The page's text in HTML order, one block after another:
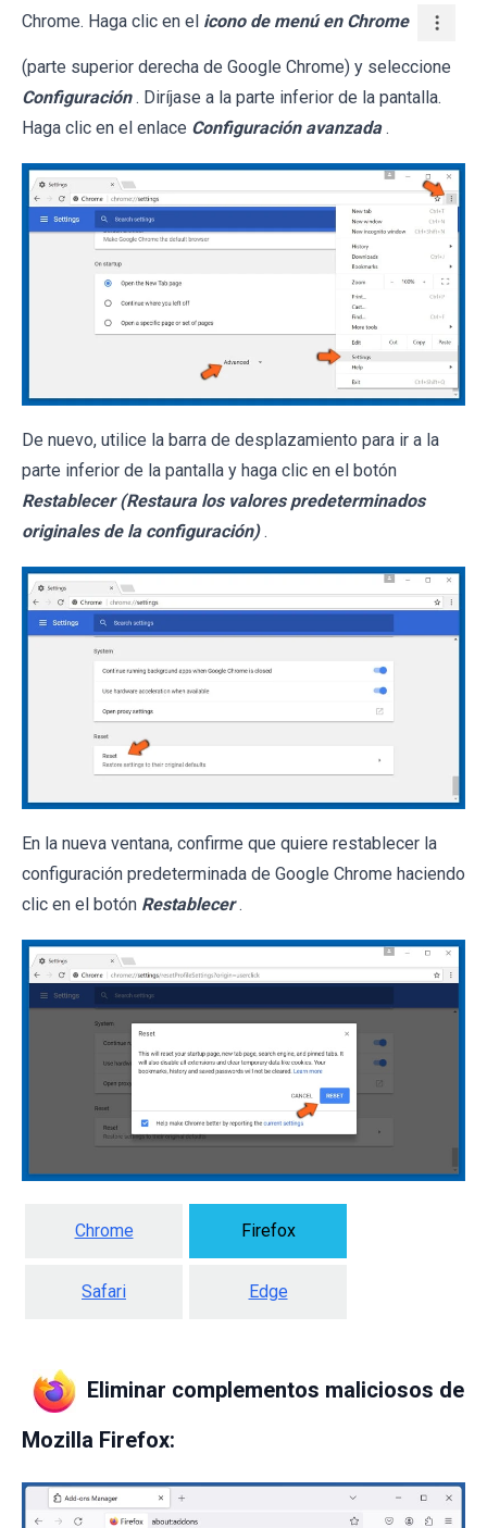
Chrome. Haga clic en el icono de menú en Chrome
(parte superior derecha de Google Chrome) y seleccione
Configuración . Diríjase a la parte inferior de la pantalla.
Haga clic en el enlace Configuración avanzada .
De nuevo, utilice la barra de desplazamiento para ir a la
parte inferior de la pantalla y haga clic en el botón
Restablecer (Restaura los valores predeterminados
originales de la configuración) .
En la nueva ventana, confirme que quiere restablecer la
configuración predeterminada de Google Chrome haciendo
clic en el botón Restablecer .
Chrome Firefox
Safari Edge
Eliminar complementos maliciosos de
Mozilla Firefox: